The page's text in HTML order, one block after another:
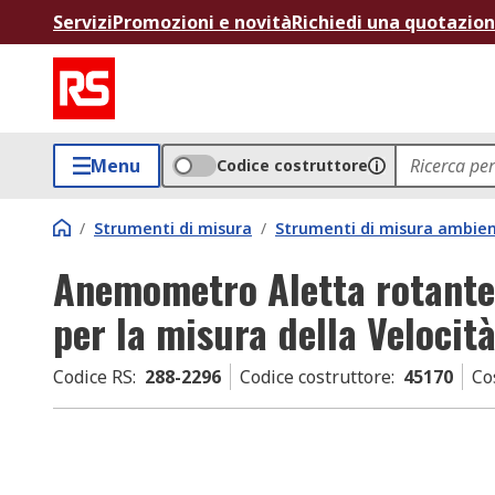
ServiziPromozioni e novitàRichiedi una
Menu Codice costruttore
/ Strumenti di misura / Strumenti di misura
Anemometro Aletta
per la misura della
Codice RS: 288-2296 Codice costruttore: 45170